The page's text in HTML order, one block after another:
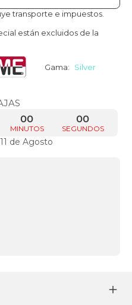
transporte e impuestos.
están excluidos de la
Gama: Silver
MINUTOS
00
SEGUNDOS
00
de Agosto